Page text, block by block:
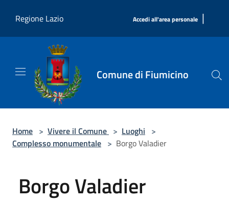
Regione Lazio
Accedi all'area personale |
Comune di Fiumicino
Home > Vivere il Comune > Luoghi >
Complesso monumentale > Borgo Valadier
Borgo Valadier